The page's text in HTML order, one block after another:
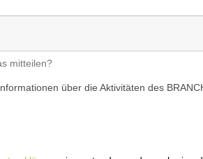
mitteilen?
über die Aktivitäten des